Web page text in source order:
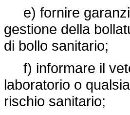
e) fornire
gestione della
di bollo sanitario;
f) informare il
laboratorio o
rischio sanitario;